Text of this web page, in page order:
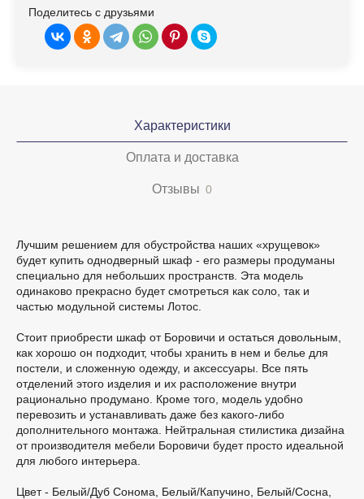
Поделитесь с друзьями
Характеристики
Оплата и доставка
Отзывы 0
Лучшим решением для обустройства наших «хрущевок»
будет купить однодверный шкаф - его размеры продуманы
специально для небольших пространств. Эта модель
одинаково прекрасно будет смотреться как соло, так и
частью модульной системы Лотос.
Стоит приобрести шкаф от Боровичи и остаться довольным,
как хорошо он подходит, чтобы хранить в нем и белье для
постели, и сложенную одежду, и аксессуары. Все пять
отделений этого изделия и их расположение внутри
рационально продумано. Кроме того, модель удобно
перевозить и устанавливать даже без какого-либо
дополнительного монтажа. Нейтральная стилистика дизайна
от производителя мебели Боровичи будет просто идеальной
для любого интерьера.
Цвет - Белый/Дуб Сонома, Белый/Капучино, Белый/Сосна,